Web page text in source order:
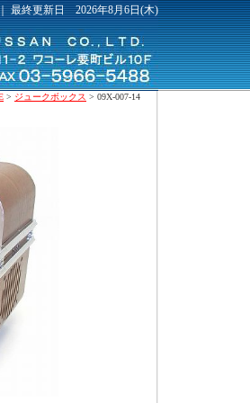
最終更新日 2026年8月6日(木)
> ジュークボックス > 09X-007-14